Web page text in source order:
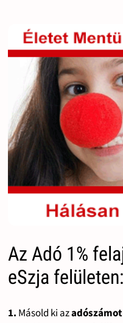
Az Adó 1%
eSzja felületen:
1. Másold ki azadószámot